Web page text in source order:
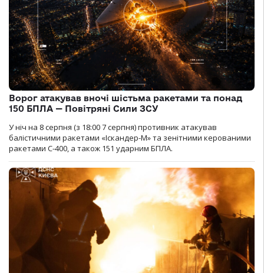
Ворог атакував вночі шістьма ракетами та понад
150 БПЛА — Повітряні Сили ЗСУ
У ніч на 8 серпня (з 18:00 7 серпня) противник атакував
балістичними ракетами «Іскандер-М» та зенітними керованими
ракетами С-400, а також 151 ударним БПЛА.